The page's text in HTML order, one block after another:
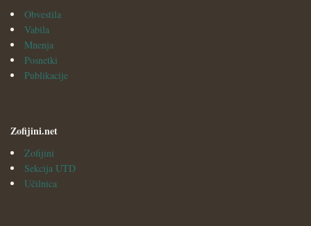
Obvestila
Vabila
Mnenja
Posnetki
Publikacije
Zofijini.net
Zofijini
Sekcija UTD
Učilnica